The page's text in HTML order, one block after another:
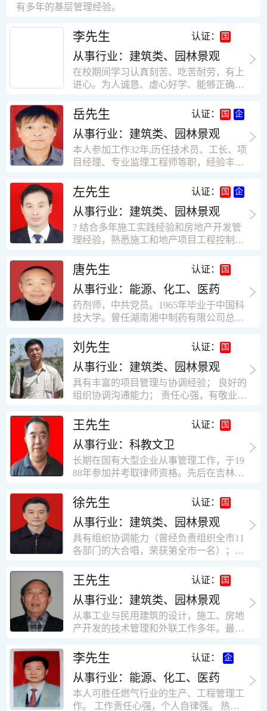
有多年的基层管理经验。
李先生 认证：
从事行业：建筑类、园林景观
在校期间学习认真刻苦、吃苦耐劳，有上
进心。为人诚恳、虚心好学、能够正确对
思想积极上进，接受能力和独立能力强，
有很强的团队精神和集体荣誉感。做事认
真负责，有很强的责任心。秉承山大扎
实、厚重的学风。为人正直、诚信、稳
重。有强烈的上进心、事业心。有很强的
工作学习认真踏实，能够吃苦耐劳，责任
心强。 性格外向、开朗，有良好的人
际关系和一定的组织能力。做事认真负
责、积极肯干。我有信心在今后的工作岗
位上发挥自己的才能!积极的人生观，在我
的字典中没有“放弃”，始终坚信只要努力
快掌握一种新事物的能力。我的格言：也
许我不是最好的，但我会做得更好。知识
面广泛，头脑灵活，思维开阔敏捷，极富
创新精神。
岳先生 认证：
从事行业：建筑类、园林景观
本人参加工作32年,历任技术员、工长、项
目经理、专业监理工程师等职，经验丰
计，工程经济技术分析，能适应建筑行业
各种岗位，组织协调能力强，技术全面，
适用工地管理． 本人1978年高中毕业，同
年参加工作，至今已在建筑行业工作了30
年。从1978年进入本县建筑公司学徒开始
目经理、专业监理工程师等职。 管理过许
多各种结构的工业及民用建筑。1984年至
1986年就职于新疆乌鲁木齐铁路局劳动服
务公司建筑三工区任技术员。参于管理的
项目有：职工居乐部游艺楼，4000平方，
砖混结构。职工电教楼，8000平方，框架
方。1987至1981988年爱聘于郑州市荥阳
第二建筑公司，任郑州市天然气公司基地
建设项目施工员。该项目有15层办公楼及
裙楼一栋8000平方。框架结构。住宅楼4
栋16000平方，6层砖混结构。1989年至19
术负责人，该项目为水泥生产线，该项目
有圆形连体熟料仓12，每个直径9米高41
米，砖混结构，皮带运输走廊一个，框架
结构长185米，高5.2米的框架结构。1991
年调入新乡市新营建筑公司历任：七里三
营乡刘庄火力发电厂项目经理，该项目有
平方装配式工业厂房，焦作市林果住宅小
区项目经理，该项目有住宅楼9栋6层砖混
结构，总建筑面积36000平方米。2004年
限公司专业监理工程师，广东重工监理有
限公司任专业监理工程师，监督的工程
有：广东东莞市花润雪花啤酒厂二期扩建
工程，该工程有钢结构工业厂房2栋，每
栋9000平方米。东莞市新世纪花苑，该工
场；一栋17层。2栋总面积32000平方米，
框架结构。南奥园金州商业步行街等工
程。30年的工作经验积累，使自己能适应
建筑行业的多种工作岗位。
左先生 认证：
从事行业：建筑类、园林景观
? 结合多年施工实践经验和房地产开发管
理经验，熟悉施工和地产项目工程控制要
意识，丰富的经营理念和管理手段，能独
立处理各种工程技术问题；具有较强的沟
通协调能力和组织管理能力； ? 近十多年
的房地产方面工作经验，现任职江苏雨润
农产品集团南昌公司副总经理兼工程总工
识，能够合理高效的做好企业内部管理和
人员结构调整；具有大型工程及房地产公
司管理经验，以及公关的能力和商务谈判
能力。 ? 自认为是个有良好职业道德、有
责任心、有敬业精神，能承受巨大工作压
力的职业经理人！……
唐先生 认证：
从事行业：能源、化工、医药
药剂师，中共党员。1965年毕业于中国科
技大学。曾任湖南湘中制药有限公司总工
员、理事。高级工程师，执业药师，中国
药学会高级会员。享受国务院津贴专家。
丙戊酸镁缓释片及其制备工艺国家发明专
利人。
刘先生 认证：
从事行业：建筑类、园林景观
具有丰富的项目管理与协调经验； 良好的
组织协调沟通能力； 责任心强，有敬业创
闭路电视监控系统、防盗报警系统、门禁
一卡通系统、停车场管理系统、巡更系
统、远程抄表系统等相关系统主流产品，
有较强的售前技术支持能力，并具有较丰
富的设备调试经验； 能独立完成系统集成
建与扩充经验，并具备教育训练能力；
王先生 认证：
从事行业：科教文卫
长期在国有大型企业从事管理工作，于19
88年参加并考取律师资格。先后在吉林油
辽宁华夏律师事务所和辽宁鑫诺律师事务
所执业。王律师在数十年的执业经历中，
多次与美国、英国、香港、北京、深圳等
地的律师共同办理法律事务。 对民商事的
诉讼和非诉讼的合同纠纷、劳动纠纷、债
对刑事案件、仲裁案件都颇有造诣。尤其
擅长处理涉及公司管理、企业改制，资产
收购重组等法律业务。王律师有多篇学术
论文在省部级会议和刊物上发表。数十年
的执业经历中，王律师经办了数百起诉讼
和非诉讼案件，取得了较好的经济效益和
律师一贯的工作作风；法律第一和当事人
合法权益第一，忠诚和敬业是王福营律师
的永恒的追求。
徐先生 认证：
从事行业：建筑类、园林景观
具有组织协调能力（曾经负责组织全市11
各部门的大合唱，荣获第全市一名）；知
等领域）；实际工作能力强，且经验丰
富。
王先生 认证：
从事行业：建筑类、园林景观
从事工业与民用建筑的设计，施工、房地
产开发的技术管理和外联工作多年。最大
最高26层。基础理论和专业技术知识功底
深厚，能熟练从事复杂技术工程的设计与
计算工作，有丰富的大中型工程项目的施
工技术经验。知识广博，设计、施工、予
决算、资产评估等都有较深造诣。曾独立
李先生 认证：
从事行业：能源、化工、医药
本人可胜任燃气行业的生产、工程管理工
作。 工作责任心强，个人自律强。 热爱